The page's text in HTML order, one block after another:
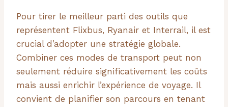
Pour tirer le meilleur parti des outils que
représentent Flixbus, Ryanair et Interrail, il est
crucial d’adopter une stratégie globale.
Combiner ces modes de transport peut non
seulement réduire significativement les coûts
mais aussi enrichir l’expérience de voyage. Il
convient de planifier son parcours en tenant